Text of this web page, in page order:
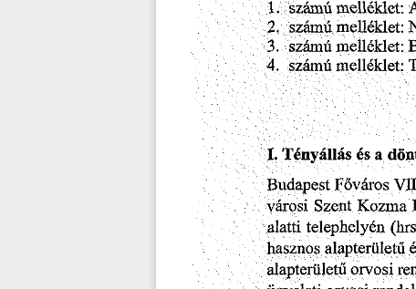
1.
számúmelléklet:
2.
számú melléklet:
3.
számú melléklet:
4.
számú melléklet:
I.
Tényállás és a
Budapest Főváros
városi Szent Kozma
alatti telephelyén
hasznos alapterületű
alapterületű orvosi